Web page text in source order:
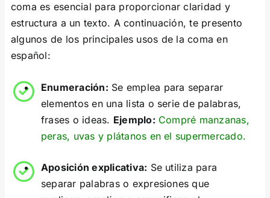
coma es esencial para proporcionar claridad y
estructura a un texto. A continuación, te presento
algunos de los principales usos de la coma en
español:
Enumeración: Se emplea para separar
elementos en una lista o serie de palabras,
frases o ideas. Ejemplo: Compré manzanas,
peras, uvas y plátanos en el supermercado.
Aposición explicativa: Se utiliza para
separar palabras o expresiones que